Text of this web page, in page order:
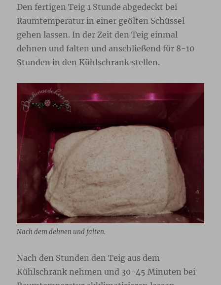
Den fertigen Teig 1 Stunde abgedeckt bei
Raumtemperatur in einer geölten Schüssel
gehen lassen. In der Zeit den Teig einmal
dehnen und falten und anschließend für 8-10
Stunden in den Kühlschrank stellen.
Nach dem dehnen und falten.
Nach den Stunden den Teig aus dem
Kühlschrank nehmen und 30-45 Minuten bei